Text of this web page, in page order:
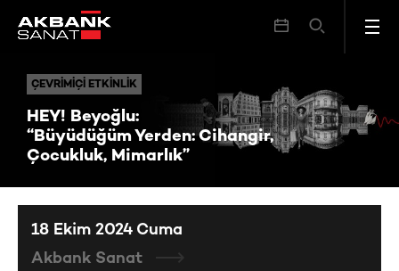
ÇEVRIMIÇI ETKINLIK
HEY! Beyoğlu:
“Büyüdüğüm Yerden: Cihangir,
Çocukluk, Mimarlık”
ÇEVRIMIÇI ETKINLIK HEY! Beyoğlu: “Büyüdüğüm Yerden: Cihangir, Çocukluk, Mimarlık”
18 Ekim 2024 Cuma
Akbank Sanat